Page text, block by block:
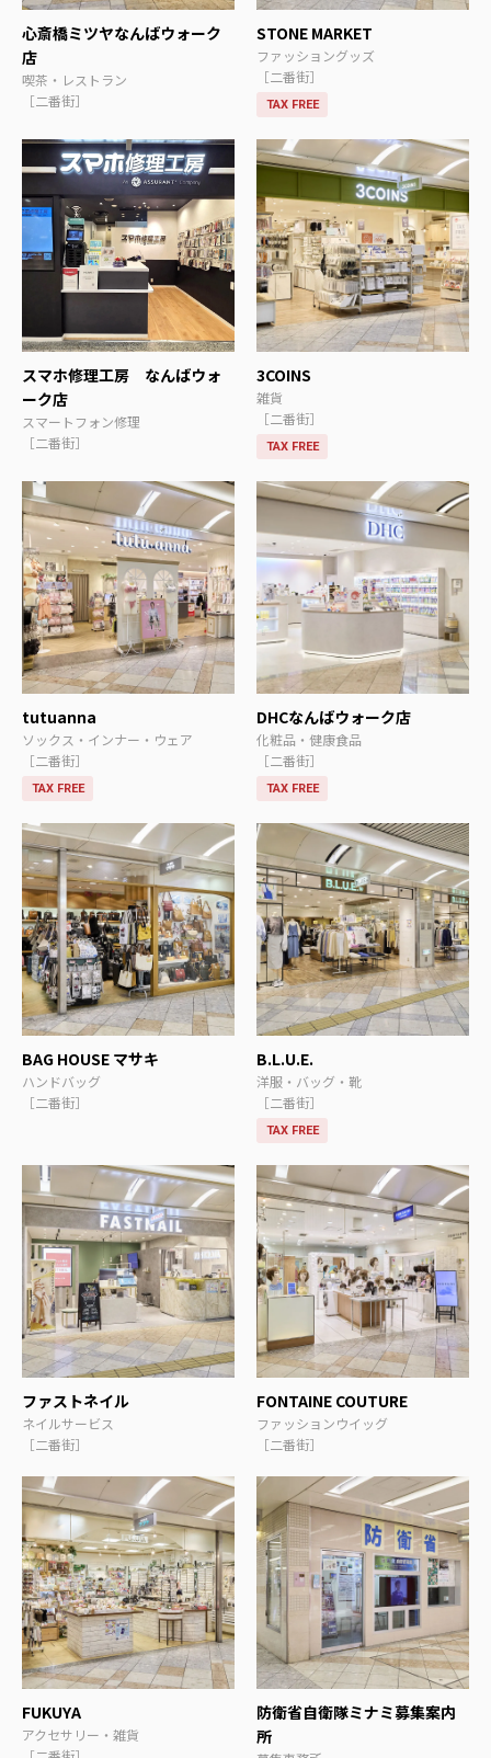
心斎橋ミツヤなんばウォーク
店
喫茶・レストラン
［二番街］
STONE MARKET
ファッショングッズ
［二番街］
TAX FREE
スマホ修理工房 なんばウォ
ーク店
スマートフォン修理
［二番街］
3COINS
雑貨
［二番街］
TAX FREE
tutuanna
ソックス・インナー・ウェア
［二番街］
TAX FREE
DHCなんばウォーク店
化粧品・健康食品
［二番街］
TAX FREE
BAG HOUSE マサキ
ハンドバッグ
［二番街］
B.L.U.E.
洋服・バッグ・靴
［二番街］
TAX FREE
ファストネイル
ネイルサービス
［二番街］
FONTAINE COUTURE
ファッションウイッグ
［二番街］
FUKUYA
アクセサリー・雑貨
防衛省自衛隊ミナミ募集案内
所